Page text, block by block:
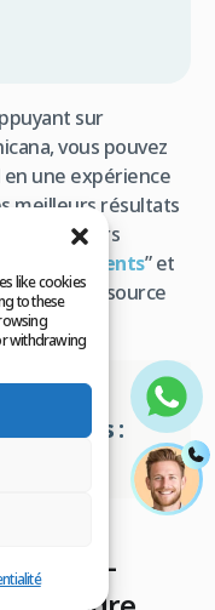
like cookies
to these
withdrawing
sur
vous pouvez
une expérience
meilleurs résultats
des retours
Avis patients” et
une ressource
Paris :
post-